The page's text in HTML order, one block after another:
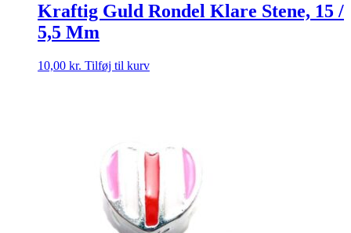
Kraftig Guld Rondel Klare Stene, 15 /
5,5 Mm
10,00 kr. Tilføj til kurv